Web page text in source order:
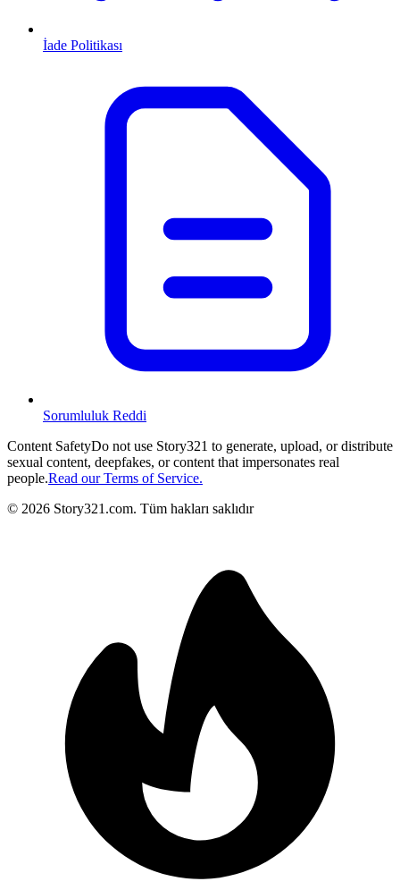
İade Politikası
Sorumluluk Reddi
Content SafetyDo not use Story321 to generate, upload, or distribute
sexual content, deepfakes, or content that impersonates real
people.Read our Terms of Service.
© 2026 Story321.com. Tüm hakları saklıdır